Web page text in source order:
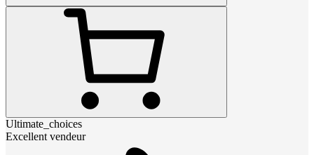
Ultimate_choices
Excellent vendeur